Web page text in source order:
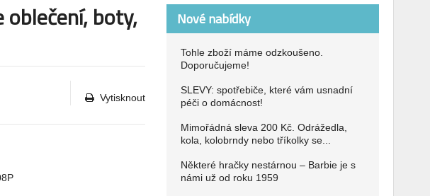
oblečení, boty,
Vytisknout
Nové nabídky
Tohle zboží máme odzkoušeno.
Doporučujeme!
SLEVY: spotřebiče, které vám usnadní
péči o domácnost!
Mimořádná sleva 200 Kč. Odrážedla,
kola, kolobrndy nebo tříkolky se...
Některé hračky nestárnou – Barbie je s
námi už od roku 1959